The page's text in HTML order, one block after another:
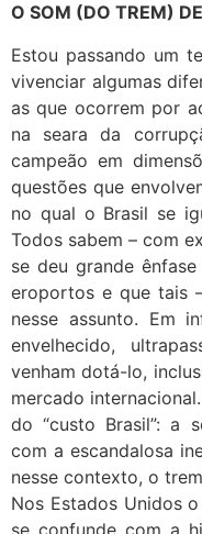
O SOM (DO TREM)
Estou passando um
vivenciar algumas
as que ocorrem por
na seara da
campeão em
questões que
no qual o Brasil se
Todos sabem – com
se deu grande
eroportos e que tais
nesse assunto. Em
envelhecido,
venham dotá-lo,
mercado
do “custo Brasil”: a
com a escandalosa
nesse contexto, o
Nos Estados Unidos
se confunde com a